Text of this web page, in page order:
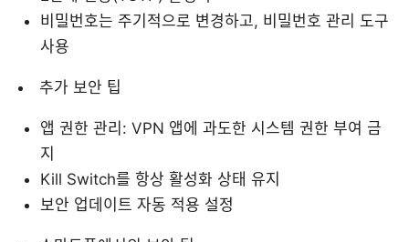
비밀번호는 주기적으로 변경하고, 비밀번호 관리 도구
사용
추가 보안 팁
앱 권한 관리: VPN 앱에 과도한 시스템 권한 부여 금
지
Kill Switch를 항상 활성화 상태 유지
보안 업데이트 자동 적용 설정